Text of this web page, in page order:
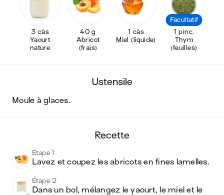
3 càs
Yaourt
nature
40 g
Abricot
(frais)
1 càs
Miel (liquide)
Facultatif
1 pinc.
Thym
(feuilles)
ustensile
moule à glaces.
recette
Étape 1
Lavez et coupez les abricots en fines lamelles.
Étape 2
Dans un bol, mélangez le yaourt, le miel et le